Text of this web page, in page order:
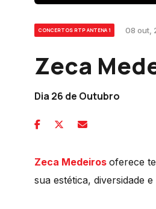
CONCERTOS RTP ANTENA 1 08 out,
Zeca
Dia 26 de Outubro
Zeca Medeiros oferece
sua estética, diversidade